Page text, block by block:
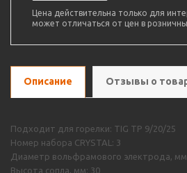
Цена действительна только для
может отличаться от цен в
Описание Отзывы о
Подходит для горелки: TIG TP 9/20/25
Номер набора CRYSTAL: 3
Диаметр вольфрамового электрода,
Высота сопла, мм: 30